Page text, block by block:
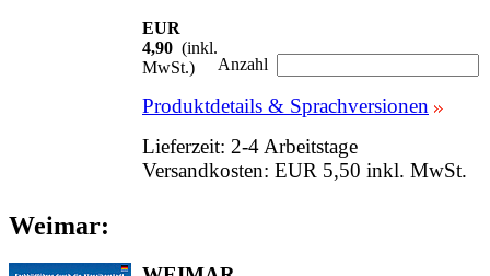
EUR
4,90 (inkl.
MwSt.)
Anzahl
Produktdetails & Sprachversionen
Lieferzeit: 2-4 Arbeitstage
Versandkosten: EUR 5,50 inkl. MwSt.
Weimar: